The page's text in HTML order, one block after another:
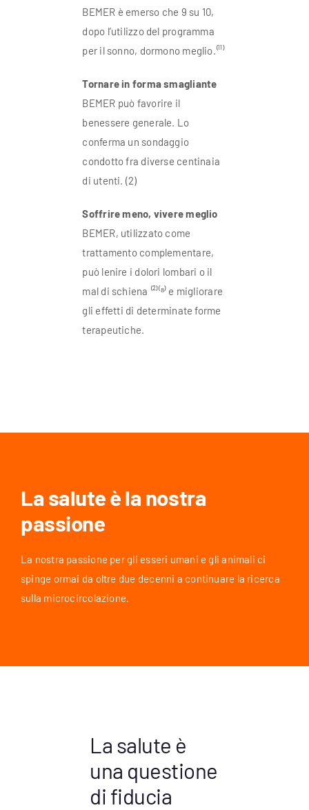
BEMER è emerso che 9 su 10,
dopo l’utilizzo del programma
per il sonno, dormono meglio.⁽¹¹⁾
Tornare in forma smagliante
BEMER può favorire il
benessere generale. Lo
conferma un sondaggio
condotto fra diverse centinaia
di utenti. (2)
Soffrire meno, vivere meglio
BEMER, utilizzato come
trattamento complementare,
può lenire i dolori lombari o il
mal di schiena ⁽²⁾⁽⁸⁾ e migliorare
gli effetti di determinate forme
terapeutiche.
La salute è la nostra
passione
La nostra passione per gli esseri umani e gli animali ci
spinge ormai da oltre due decenni a continuare la ricerca
sulla microcircolazione.
La salute è
una questione
di fiducia